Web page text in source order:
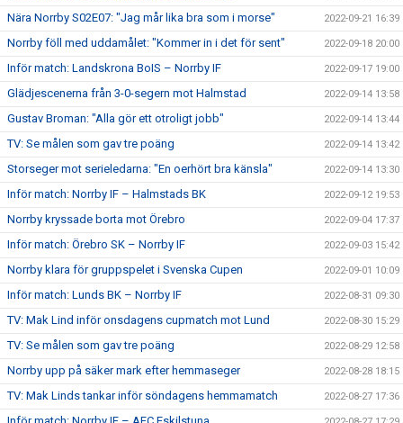
Nära Norrby S02E07: "Jag mår lika bra som i morse" 2022-09-21 16:39
Norrby föll med uddamålet: "Kommer in i det för sent" 2022-09-18 20:00
Inför match: Landskrona BoIS – Norrby IF 2022-09-17 19:00
Glädjescenerna från 3-0-segern mot Halmstad 2022-09-14 13:58
Gustav Broman: "Alla gör ett otroligt jobb" 2022-09-14 13:44
TV: Se målen som gav tre poäng 2022-09-14 13:42
Storseger mot serieledarna: "En oerhört bra känsla" 2022-09-14 13:30
Inför match: Norrby IF – Halmstads BK 2022-09-12 19:53
Norrby kryssade borta mot Örebro 2022-09-04 17:37
Inför match: Örebro SK – Norrby IF 2022-09-03 15:42
Norrby klara för gruppspelet i Svenska Cupen 2022-09-01 10:09
Inför match: Lunds BK – Norrby IF 2022-08-31 09:30
TV: Mak Lind inför onsdagens cupmatch mot Lund 2022-08-30 15:29
TV: Se målen som gav tre poäng 2022-08-29 12:58
Norrby upp på säker mark efter hemmaseger 2022-08-28 18:15
TV: Mak Linds tankar inför söndagens hemmamatch 2022-08-27 17:36